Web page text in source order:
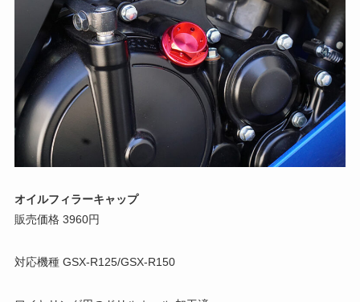
オイルフィラーキャップ
販売価格 3960円
対応機種 GSX-R125/GSX-R150